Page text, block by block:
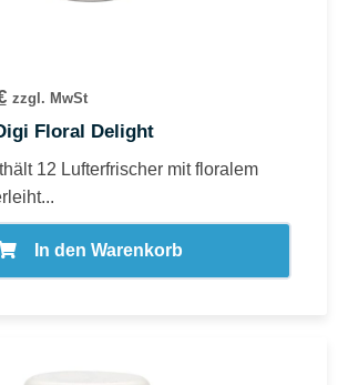
zzgl. MwSt
Floral Delight
12 Lufterfrischer mit floralem
In den Warenkorb